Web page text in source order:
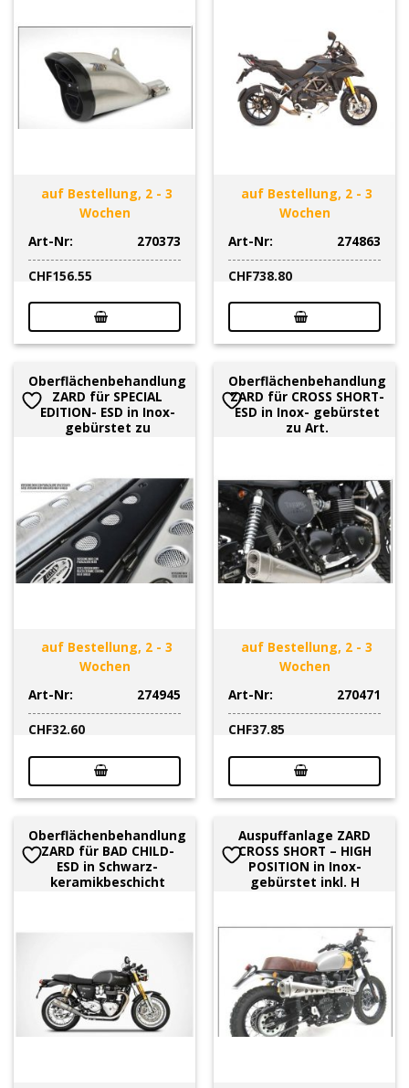
auf Bestellung, 2 - 3
Wochen
Art-Nr:
270373
CHF156.55
auf Bestellung, 2 - 3
Wochen
Art-Nr:
274863
CHF738.80
Oberflächenbehandlung
ZARD für SPECIAL
EDITION- ESD in Inox-
gebürstet zu
auf Bestellung, 2 - 3
Wochen
Art-Nr:
274945
CHF32.60
Oberflächenbehandlung
ZARD für CROSS SHORT-
ESD in Inox- gebürstet
zu Art.
auf Bestellung, 2 - 3
Wochen
Art-Nr:
270471
CHF37.85
Oberflächenbehandlung
ZARD für BAD CHILD-
ESD in Schwarz-
keramikbeschicht
Auspuffanlage ZARD
CROSS SHORT – HIGH
POSITION in Inox-
gebürstet inkl. H